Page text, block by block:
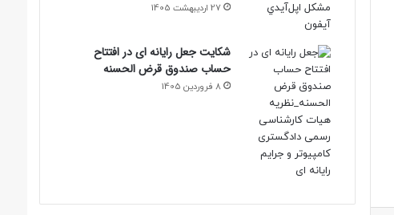
27 اردیبهشت 1405
شکایت جعل رایانه ای در افتتاح
حساب صندوق قرض الحسنه
8 فروردین 1405